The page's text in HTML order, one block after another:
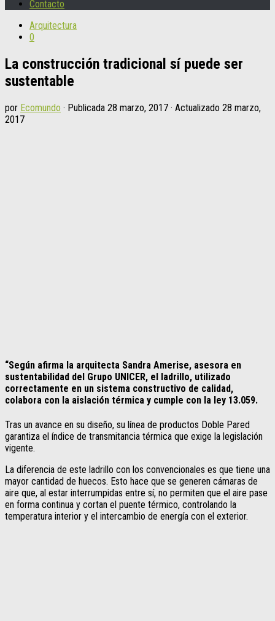
Contacto
Arquitectura
0
La construcción tradicional sí puede ser
sustentable
por Ecomundo · Publicada 28 marzo, 2017 · Actualizado 28 marzo,
2017
“Según afirma la arquitecta Sandra Amerise, asesora en
sustentabilidad del Grupo UNICER, el ladrillo, utilizado
correctamente en un sistema constructivo de calidad,
colabora con la aislación térmica y cumple con la ley 13.059.
Tras un avance en su diseño, su línea de productos Doble Pared
garantiza el índice de transmitancia térmica que exige la legislación
vigente.
La diferencia de este ladrillo con los convencionales es que tiene una
mayor cantidad de huecos. Esto hace que se generen cámaras de
aire que, al estar interrumpidas entre sí, no permiten que el aire pase
en forma continua y cortan el puente térmico, controlando la
temperatura interior y el intercambio de energía con el exterior.